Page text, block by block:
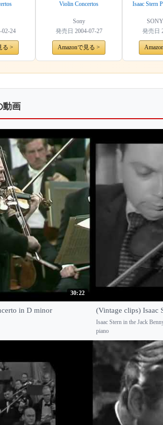
02-24
る >
Violin Concertos
Sony
発売日 2004-07-27
Amazonで見る >
Isaac Stern
発売日
動画
30:22
in D minor (Vintage clips) Isaac
Isaac Stern in the Jack
piano